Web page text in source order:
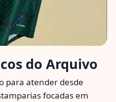
do Arquivo
para atender desde
focadas em